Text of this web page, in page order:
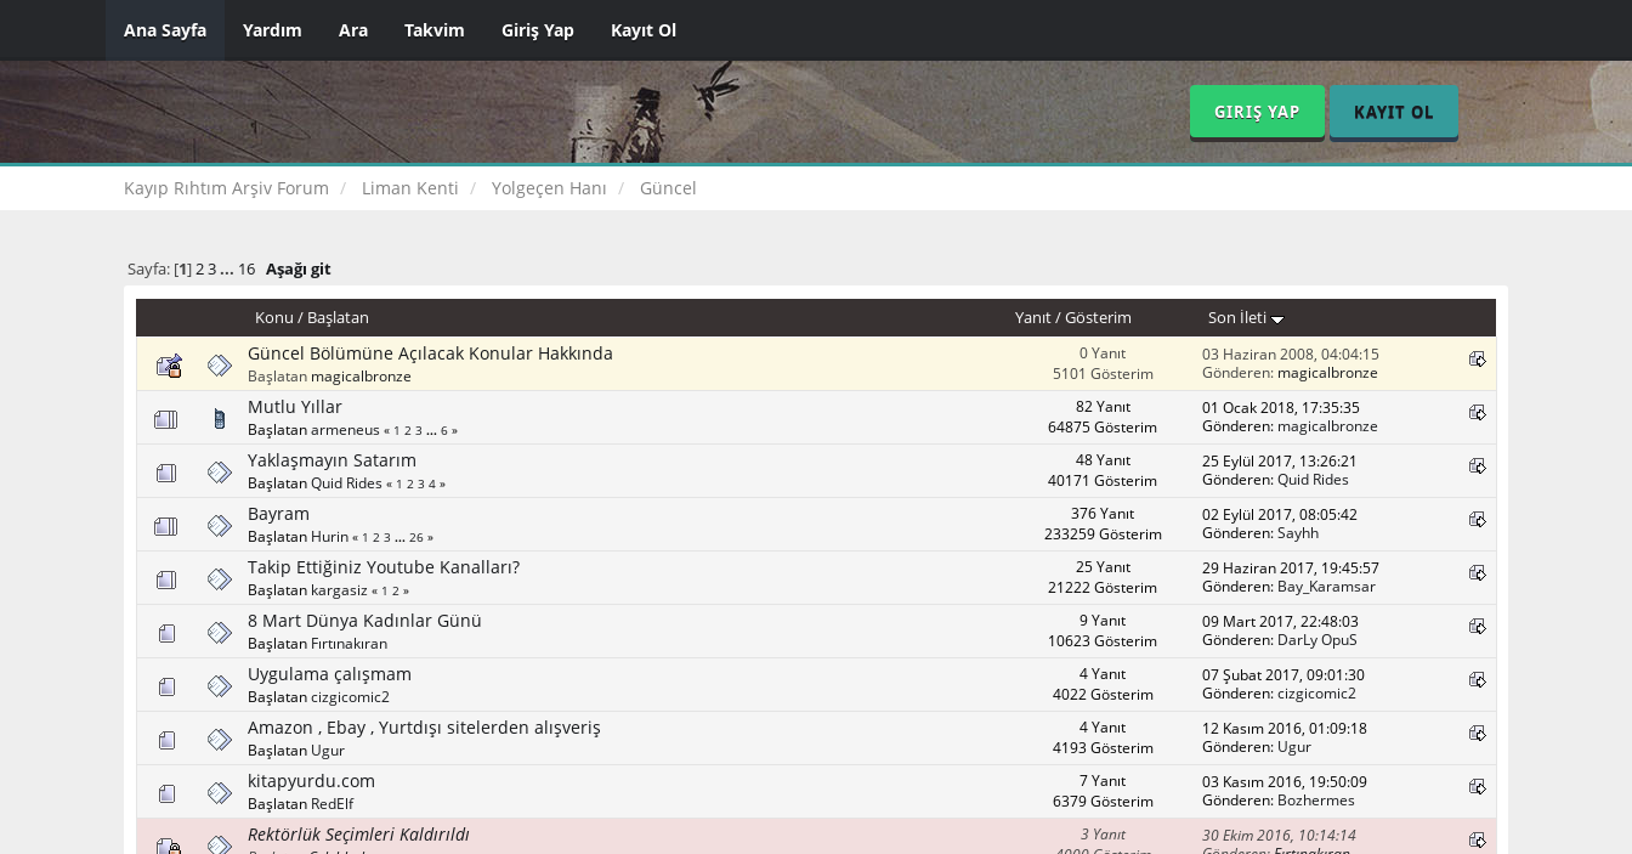
Ana Sayfa Yardım Ara Takvim Giriş Yap Kayıt Ol
GIRIŞ YAP KAYIT OL
Kayıp Rıhtım Arşiv Forum Liman Kenti Yolgeçen Hanı Güncel
Sayfa: [1]2 3 ... 16 Aşağı git
Konu / Başlatan Yanıt/Gösterim Son İleti
Güncel Bölümüne Açılacak Konular Hakkında
Başlatan magicalbronze
0 Yanıt
5101 Gösterim
03 Haziran 2008, 04:04:15
Gönderen: magicalbronze
Mutlu Yıllar
Başlatanarmeneus « 1 2 3 ... 6 »
82 Yanıt
64875 Gösterim
01 Ocak 2018, 17:35:35
Gönderen: magicalbronze
Yaklaşmayın Satarım
BaşlatanQuid Rides « 1 2 3 4 »
48 Yanıt
40171 Gösterim
25 Eylül 2017, 13:26:21
Gönderen:Quid Rides
Bayram
Başlatan Hurin « 1 2 3 ... 26 »
376 Yanıt
233259 Gösterim
02 Eylül 2017, 08:05:42
Gönderen:Sayhh
Takip Ettiğiniz Youtube Kanalları?
Başlatan kargasiz « 1 2 »
25 Yanıt
21222 Gösterim
29 Haziran 2017, 19:45:57
Gönderen: Bay_Karamsar
8 Mart Dünya Kadınlar Günü
Başlatan Fırtınakıran
9 Yanıt
10623 Gösterim
09 Mart 2017, 22:48:03
Gönderen: DarLy OpuS
Uygulama çalışmam
Başlatancizgicomic2
4 Yanıt
4022 Gösterim
07 Şubat 2017, 09:01:30
Gönderen:cizgicomic2
Amazon , Ebay , Yurtdışı sitelerden alışveriş
Başlatan Ugur
4 Yanıt
4193 Gösterim
12 Kasım 2016, 01:09:18
Gönderen: Ugur
kitapyurdu.com
Başlatan RedElf
7 Yanıt
6379 Gösterim
03 Kasım 2016, 19:50:09
Gönderen: Bozhermes
Rektörlük Seçimleri Kaldırıldı
3 Yanıt
30 Ekim 2016, 10:14:14